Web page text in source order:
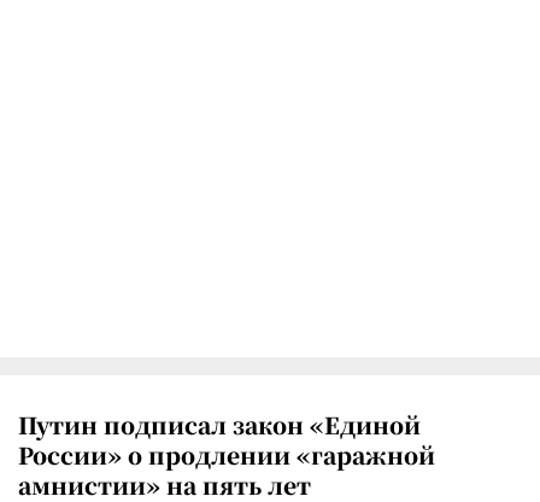
Путин подписал закон «Единой
России» о продлении «гаражной
амнистии» на пять лет